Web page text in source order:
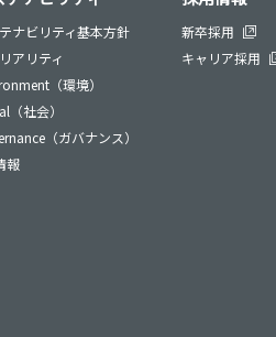
ナビリティ基本方針
アリティ
（環境）
（社会）
（ガバナンス）
報
新卒採用
キャリア採用